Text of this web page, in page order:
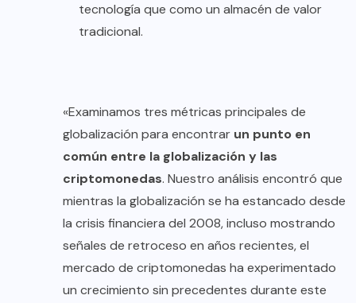
tecnología que como un almacén de valor
tradicional.
«Examinamos tres métricas principales de
globalización para encontrar un punto en
común entre la globalización y las
criptomonedas. Nuestro análisis encontró que
mientras la globalización se ha estancado desde
la crisis financiera del 2008, incluso mostrando
señales de retroceso en años recientes, el
mercado de criptomonedas ha experimentado
un crecimiento sin precedentes durante este